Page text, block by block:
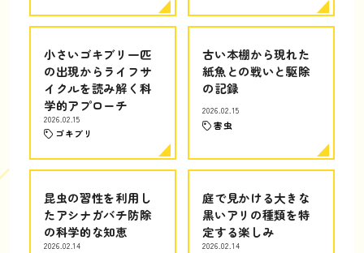
小さいゴキブリ一匹
の出現からライフサ
イクルを読み解く科
学的アプローチ
2026.02.15
ゴキブリ
古い本棚から現れた
紙魚との戦いと駆除
の記録
2026.02.15
害虫
昆虫の習性を利用し
たアシナガバチ防除
の科学的な知恵
2026.02.14
庭で見かける大きな
黒いアリの種類を特
定する楽しみ
2026.02.14